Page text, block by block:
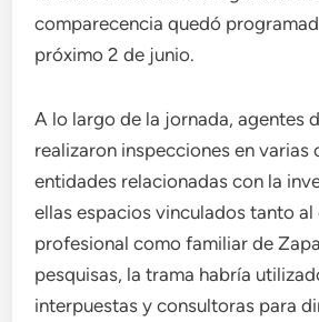
comparecencia quedó
próximo 2 de junio.
A lo largo de la jornada, agentes
realizaron inspecciones en varias
entidades relacionadas con la
ellas espacios vinculados tanto al
profesional como familiar de
pesquisas, la trama habría
interpuestas y consultoras para